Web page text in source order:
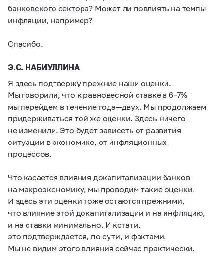
банковского сектора? Может ли повлиять на темпы
инфляции, например?
Спасибо.
Э.С. НАБИУЛЛИНА
Я здесь подтвержу прежние наши оценки.
Мы говорили, что к равновесной ставке в 6–7%
мы перейдем в течение года—двух. Мы продолжаем
придерживаться той же оценки. Здесь ничего
не изменили. Это будет зависеть от развития
ситуации в экономике, от инфляционных
процессов.
Что касается влияния докапитализации банков
на макроэкономику, мы проводим такие оценки.
И здесь эти оценки тоже остаются прежними,
что влияние этой докапитализации и на инфляцию,
и на ставки минимально. И кстати,
это подтверждается, по сути, и фактами.
Мы не видим этого влияния сейчас практически.